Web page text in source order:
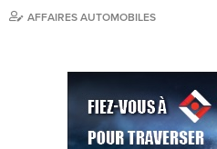
AFFAIRES AUTOMOBILES